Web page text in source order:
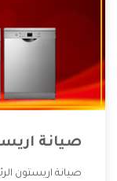
صيانة
صيانة اريستون